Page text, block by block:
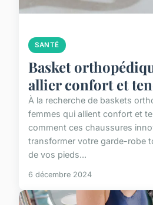
SANTÉ
Basket
allier confort et
À la recherche de baskets
femmes qui allient confort et
comment ces chaussures
transformer votre garde-robe
de vos pieds...
6 décembre 2024